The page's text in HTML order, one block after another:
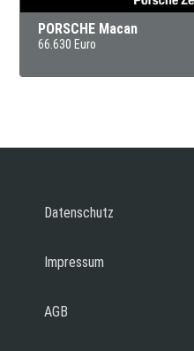
PORSCHE Macan
66.630 Euro
Datenschutz
Impressum
AGB